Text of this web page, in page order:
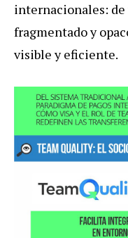
internacionales:
fragmentado y
visible y eficiente.